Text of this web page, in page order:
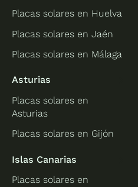
Placas solares en Huelva
Placas solares en Jaén
Placas solares en Málaga
Asturias
Placas solares en
Asturias
Placas solares en Gijón
Islas Canarias
Placas solares en